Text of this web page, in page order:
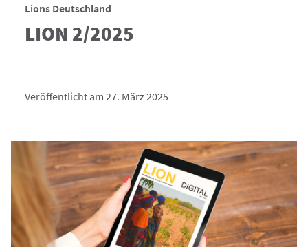
Lions Deutschland
LION 2/2025
Veröffentlicht am 27. März 2025